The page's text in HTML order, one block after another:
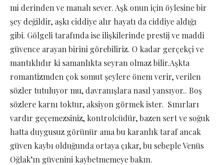
mi derinden ve manalı sever. Aşk onun için öylesine bir
şey değildir, aşkı ciddiye alır hayatı da ciddiye aldığı
gibi. Gölgeli tarafında ise ilişkilerinde prestij ve maddi
güvence arayan birini görebiliriz. O kadar gerçekçi ve
mantıklıdır ki samanlıkta seyran olmaz bilir.Aşkta
romantizmden çok somut şeylere önem verir, verilen
sözler tutuluyor mu, davranışlara nasıl yansıyor.. Boş
sözlere karnı toktur, aksiyon görmek ister. Sınırları
vardır geçemezsiniz, kontrolcüdür, bazen sert ve soğuk
hatta duygusuz görünür ama bu karanlık taraf ancak
güven kaybı olduğunda ortaya çıkar, bu sebeple Venüs
Oğlak’ın güvenini kaybetmemeye bakın.